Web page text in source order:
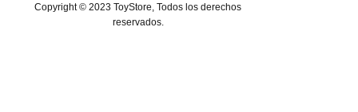
Copyright © 2023 ToyStore, Todos los derechos
reservados.